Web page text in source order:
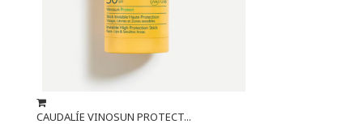
CAUDALÍE VINOSUN PROTECT...